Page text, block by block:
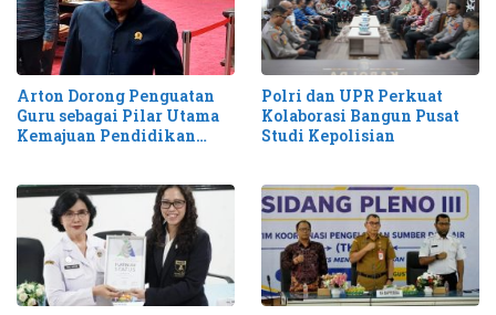
Arton Dorong Penguatan
Guru sebagai Pilar Utama
Kemajuan Pendidikan
Polri dan UPR Perkuat
Kolaborasi Bangun Pusat
Studi Kepolisian